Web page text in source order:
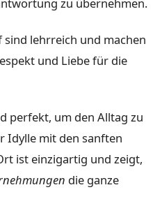
zu übernehmen.
sind lehrreich und machen
und Liebe für die
perfekt, um den Alltag zu
Idylle mit den sanften
ist einzigartig und zeigt,
die ganze